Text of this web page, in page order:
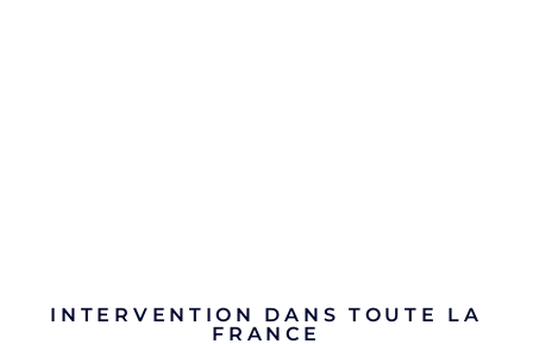
INTERVENTION DANS TOUTE LA
FRANCE